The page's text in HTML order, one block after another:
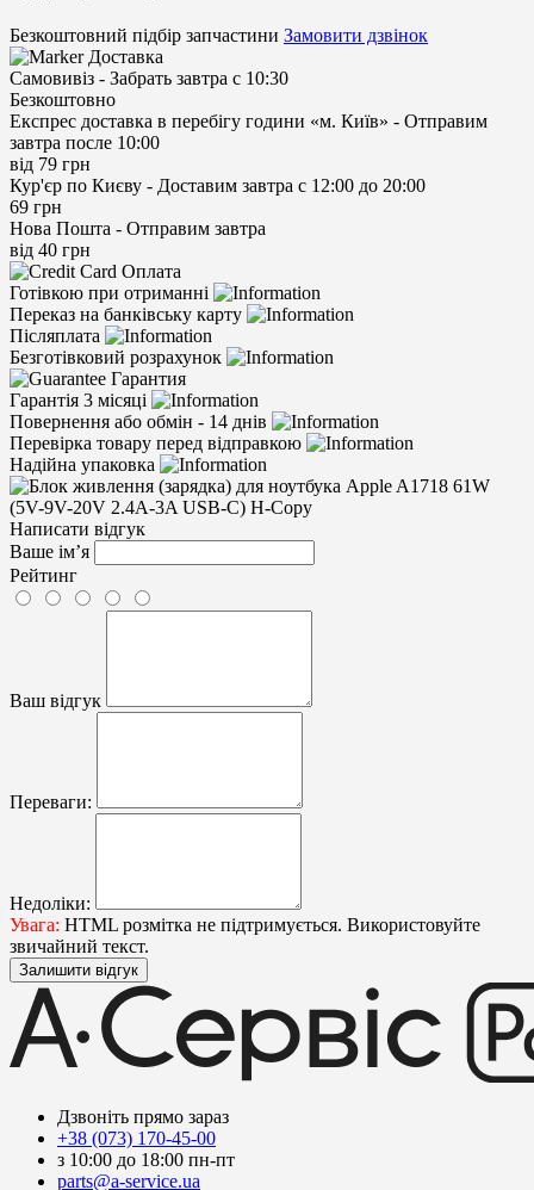
Безкоштовний підбір запчастини Замовити дзвінок
Доставка
Самовивіз - Забрать завтра с 10:30
Безкоштовно
Експрес доставка в перебігу години «м. Київ» - Отправим
завтра после 10:00
від 79 грн
Кур'єр по Києву - Доставим завтра с 12:00 до 20:00
69 грн
Нова Пошта - Отправим завтра
від 40 грн
Оплата
Готівкою при отриманні
Переказ на банківську карту
Післяплата
Безготівковий розрахунок
Гарантия
Гарантія 3 місяці
Повернення або обмін - 14 днів
Перевірка товару перед відправкою
Надійна упаковка
Написати відгук
Ваше ім’я
Рейтинг
Ваш відгук
Переваги:
Недоліки:
Увага: HTML розмітка не підтримується. Використовуйте
звичайний текст.
Залишити відгук
Дзвоніть прямо зараз
+38 (073) 170-45-00
з 10:00 до 18:00 пн-пт
parts@a-service.ua